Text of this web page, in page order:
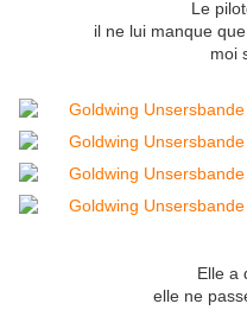
Le
il ne lui manque
moi
Elle a
elle ne